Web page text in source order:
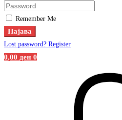
Remember Me
Најава
Lost password? Register
0,00 ден 0